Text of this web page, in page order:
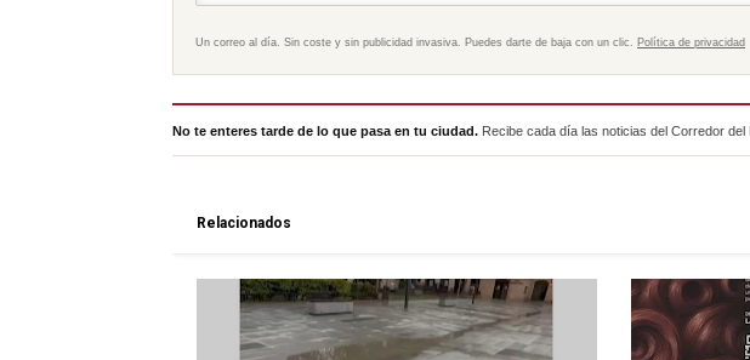
Un correo al día. Sin coste y sin publicidad invasiva. Puedes darte de baja con un clic. Política de privacidad
No te enteres tarde de lo que pasa en tu ciudad. Recibe cada día las noticias del Corredor del
Relacionados